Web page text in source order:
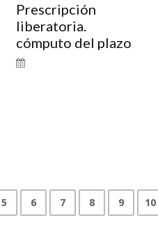
Prescripción
liberatoria.
cómputo del plazo
5 6 7 8 9 10